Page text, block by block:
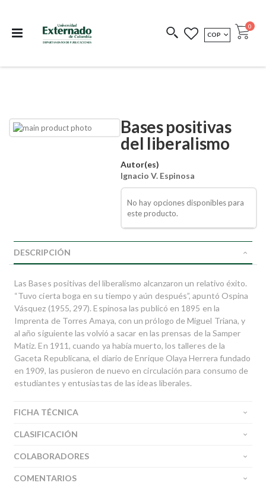
COEDICIONES REDIMIR CÓDIGO
MONEDA
COP Cart
0
Bases positivas
del liberalismo
Autor(es)
Ignacio V. Espinosa
No hay opciones disponibles para
este producto.
Skip
to
Skip
to
DESCRIPCIÓN
Las Bases positivas del liberalismo alcanzaron un relativo éxito.
“Tuvo cierta boga en su tiempo y aún después”, apuntó Ospina
Vásquez (1955, 297). Espinosa las publicó en 1895 en la
Imprenta de Torres Amaya, con un prólogo de Miguel Triana, y
al año siguiente las volvió a sacar en las prensas de la Samper
Matiz. En 1911, cuando ya había muerto, los talleres de la
Gaceta Republicana, el diario de Enrique Olaya Herrera fundado
en 1909, las pusieron de nuevo en circulación para consumo de
estudiantes y entusiastas de las ideas liberales.
FICHA TÉCNICA
CLASIFICACIÓN
COLABORADORES
COMENTARIOS